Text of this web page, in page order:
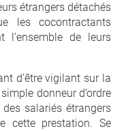
étrangers détachés
les cocontractants
l’ensemble de leurs
d’être vigilant sur la
donneur d’ordre
salariés étrangers
cette prestation. Se